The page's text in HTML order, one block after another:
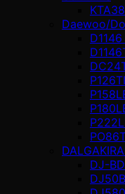
Daewoo/
DJ-BD